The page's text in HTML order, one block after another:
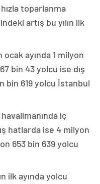
toparlanma
artış bu yılın ilk
ocak ayında 1 milyon
bin 43 yolcu ise dış
bin 619 yolcu İstanbul
iç
hatlarda ise 4 milyon
653 bin 639 yolcu
ilk ayında yolcu